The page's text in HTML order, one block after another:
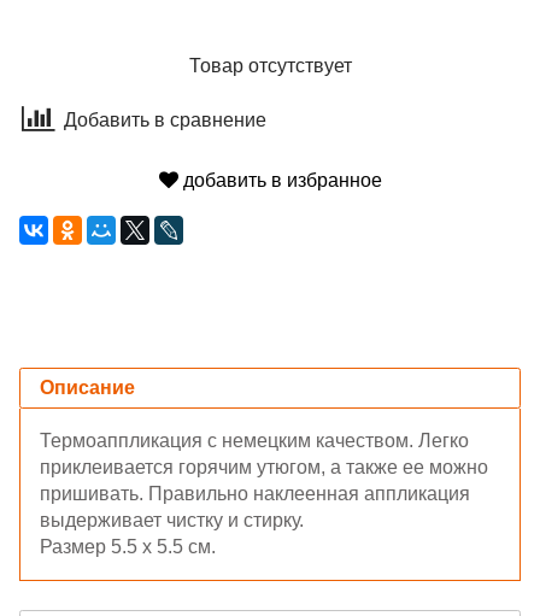
Товар отсутствует
Добавить в сравнение
добавить в избранное
Описание
Термоаппликация с немецким качеством. Легко
приклеивается горячим утюгом, а также ее можно
пришивать. Правильно наклеенная аппликация
выдерживает чистку и стирку.
Размер 5.5 х 5.5 см.